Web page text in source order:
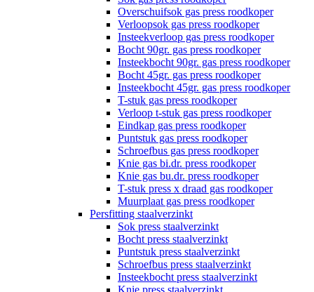
Overschuifsok gas press roodkoper
Verloopsok gas press roodkoper
Insteekverloop gas press roodkoper
Bocht 90gr. gas press roodkoper
Insteekbocht 90gr. gas press roodkoper
Bocht 45gr. gas press roodkoper
Insteekbocht 45gr. gas press roodkoper
T-stuk gas press roodkoper
Verloop t-stuk gas press roodkoper
Eindkap gas press roodkoper
Puntstuk gas press roodkoper
Schroefbus gas press roodkoper
Knie gas bi.dr. press roodkoper
Knie gas bu.dr. press roodkoper
T-stuk press x draad gas roodkoper
Muurplaat gas press roodkoper
Persfitting staalverzinkt
Sok press staalverzinkt
Bocht press staalverzinkt
Puntstuk press staalverzinkt
Schroefbus press staalverzinkt
Insteekbocht press staalverzinkt
Knie press staalverzinkt